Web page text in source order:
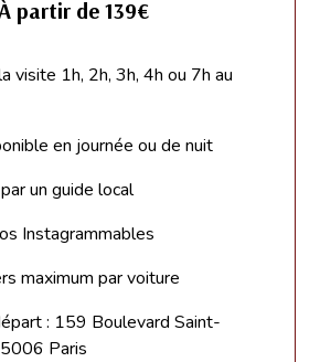
partir de 139€
visite 1h, 2h, 3h, 4h ou 7h au
en journée ou de nuit
un guide local
Instagrammables
maximum par voiture
: 159 Boulevard Saint-
Paris